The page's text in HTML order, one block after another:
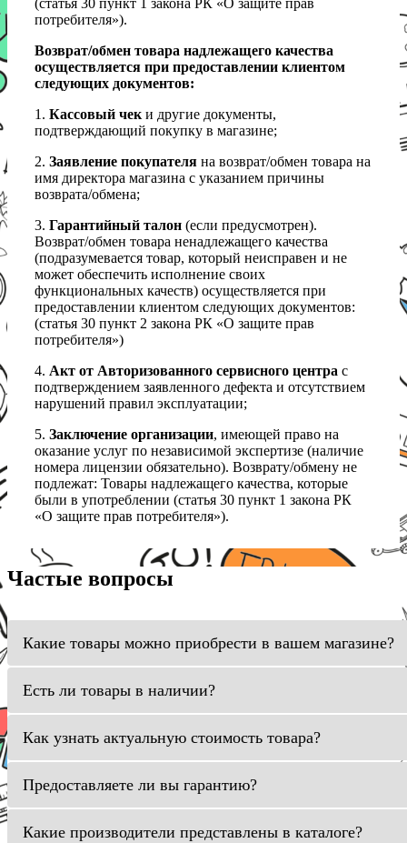
(статья 30 пункт 1 закона РК «О защите прав
потребителя»).
Возврат/обмен товара надлежащего качества
осуществляется при предоставлении клиентом
следующих документов:
1. Кассовый чек и другие документы,
подтверждающий покупку в магазине;
2. Заявление покупателя на возврат/обмен товара на
имя директора магазина с указанием причины
возврата/обмена;
3. Гарантийный талон (если предусмотрен).
Возврат/обмен товара ненадлежащего качества
(подразумевается товар, который неисправен и не
может обеспечить исполнение своих
функциональных качеств) осуществляется при
предоставлении клиентом следующих документов:
(статья 30 пункт 2 закона РК «О защите прав
потребителя»)
4. Акт от Авторизованного сервисного центра с
подтверждением заявленного дефекта и отсутствием
нарушений правил эксплуатации;
5. Заключение организации, имеющей право на
оказание услуг по независимой экспертизе (наличие
номера лицензии обязательно). Возврату/обмену не
подлежат: Товары надлежащего качества, которые
были в употреблении (статья 30 пункт 1 закона РК
«О защите прав потребителя»).
Частые вопросы
Какие товары можно приобрести в вашем магазине?
Есть ли товары в наличии?
Как узнать актуальную стоимость товара?
Предоставляете ли вы гарантию?
Какие производители представлены в каталоге?